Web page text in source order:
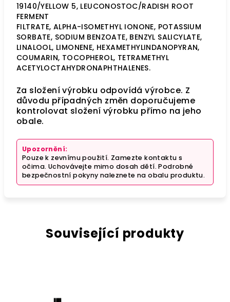
19140/YELLOW 5, LEUCONOSTOC/RADISH ROOT
FERMENT
FILTRATE, ALPHA-ISOMETHYL IONONE, POTASSIUM
SORBATE, SODIUM BENZOATE, BENZYL SALICYLATE,
LINALOOL, LIMONENE, HEXAMETHYLINDANOPYRAN,
COUMARIN, TOCOPHEROL, TETRAMETHYL
ACETYLOCTAHYDRONAPHTHALENES.
Za složení výrobku odpovídá výrobce. Z
důvodu případných změn doporučujeme
kontrolovat složení výrobku přímo na jeho
obale.
Upozornění:
Pouze k zevnímu použití. Zamezte kontaktu s
očima. Uchovávejte mimo dosah dětí. Podrobné
bezpečnostní pokyny naleznete na obalu produktu.
Související produkty